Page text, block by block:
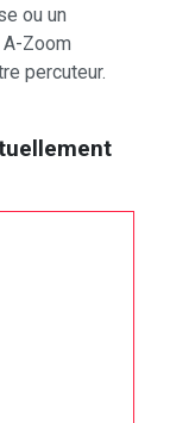
ou un
Zoom
percuteur.